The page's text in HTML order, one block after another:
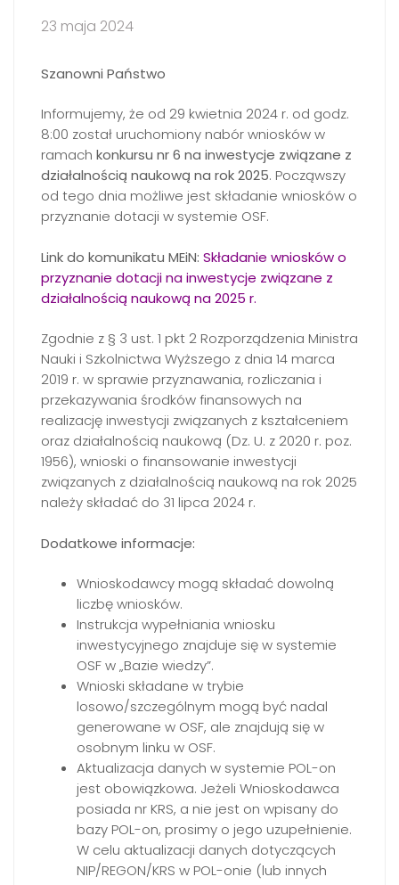
23 maja 2024
Szanowni Państwo
Informujemy, że od 29 kwietnia 2024 r. od godz.
8:00 został uruchomiony nabór wniosków w
ramach konkursu nr 6 na inwestycje związane z
działalnością naukową na rok 2025. Począwszy
od tego dnia możliwe jest składanie wniosków o
przyznanie dotacji w systemie OSF.
Link do komunikatu MEiN: Składanie wniosków o
przyznanie dotacji na inwestycje związane z
działalnością naukową na 2025 r.
Zgodnie z § 3 ust. 1 pkt 2 Rozporządzenia Ministra
Nauki i Szkolnictwa Wyższego z dnia 14 marca
2019 r. w sprawie przyznawania, rozliczania i
przekazywania środków finansowych na
realizację inwestycji związanych z kształceniem
oraz działalnością naukową (Dz. U. z 2020 r. poz.
1956), wnioski o finansowanie inwestycji
związanych z działalnością naukową na rok 2025
należy składać do 31 lipca 2024 r.
Dodatkowe informacje:
Wnioskodawcy mogą składać dowolną
liczbę wniosków.
Instrukcja wypełniania wniosku
inwestycyjnego znajduje się w systemie
OSF w „Bazie wiedzy”.
Wnioski składane w trybie
losowo/szczególnym mogą być nadal
generowane w OSF, ale znajdują się w
osobnym linku w OSF.
Aktualizacja danych w systemie POL-on
jest obowiązkowa. Jeżeli Wnioskodawca
posiada nr KRS, a nie jest on wpisany do
bazy POL-on, prosimy o jego uzupełnienie.
W celu aktualizacji danych dotyczących
NIP/REGON/KRS w POL-onie (lub innych